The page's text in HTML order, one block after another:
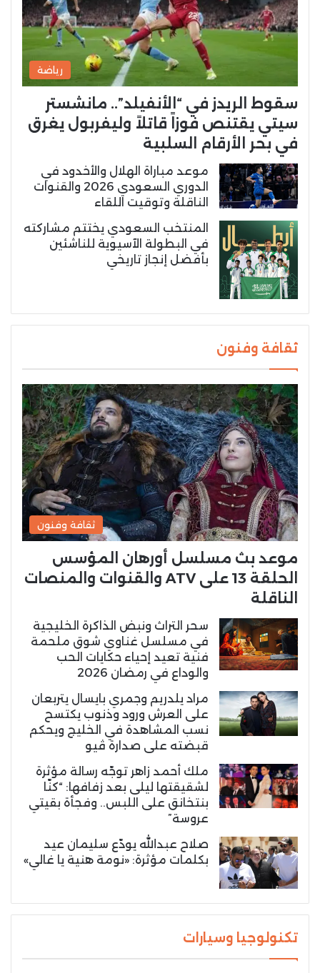
رياضة
سقوط الريدز في “الأنفيلد”.. مانشستر
سيتي يقتنص فوزاً قاتلاً وليفربول يغرق
في بحر الأرقام السلبية
موعد مباراة الهلال والأخدود في
الدوري السعودي 2026 والقنوات
الناقلة وتوقيت اللقاء
المنتخب السعودي يختتم مشاركته
في البطولة الآسيوية للناشئين
بأفضل إنجاز تاريخي
ثقافة وفنون
ثقافة وفنون
موعد بث مسلسل أورهان المؤسس
الحلقة 13 على ATV والقنوات والمنصات
الناقلة
سحر التراث ونبض الذاكرة الخليجية
في مسلسل غناوي شوق ملحمة
فنية تعيد إحياء حكايات الحب
والوداع في رمضان 2026
مراد يلدريم وجمري بايسال يتربعان
على العرش ورود وذنوب يكتسح
نسب المشاهدة في الخليج ويحكم
قبضته على صدارة ڤيو
ملك أحمد زاهر توجّه رسالة مؤثرة
لشقيقتها ليلى بعد زفافها: “كنّا
بنتخانق على اللبس.. وفجأة بقيتي
عروسة”
صلاح عبدالله يودّع سليمان عيد
بكلمات مؤثرة: «نومة هنية يا غالي»
تكنولوجيا وسيارات